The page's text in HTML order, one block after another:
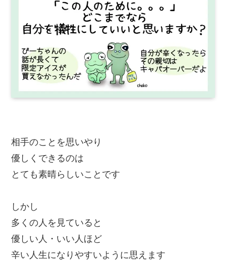
相手のことを思いやり
優しくできるのは
とても素晴らしいことです
しかし
多くの人を見ていると
優しい人・いい人ほど
辛い人生になりやすいように思えます